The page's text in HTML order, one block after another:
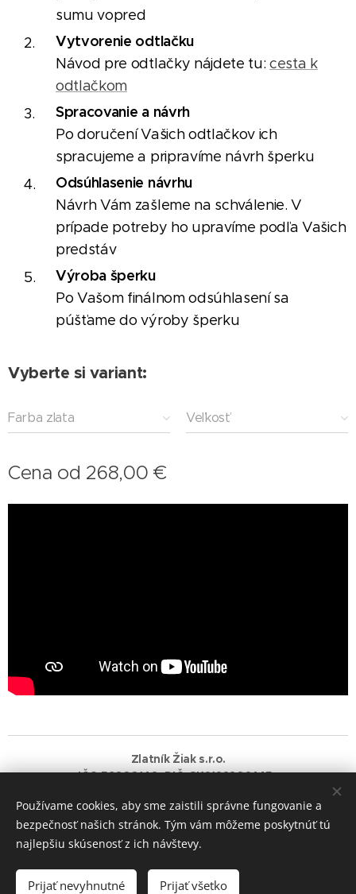
sumu vopred
Vytvorenie odtlačku
Návod pre odtlačky nájdete tu:cesta k
odtlačkom
Spracovanie a návrh
Po doručení Vašich odtlačkov ich
spracujeme a pripravíme návrh šperku
Odsúhlasenie návrhu
Návrh Vám zašleme na schválenie. V
prípade potreby ho upravíme podľa Vašich
predstáv
Výroba šperku
Po Vašom finálnom odsúhlasení sa
púšťame do výroby šperku
Vyberte si variant:
Farba zlata Veľkosť
Cena od 268,00 €
Do košíka
Zlatník Žiak s.r.o.
IČO:56080140 DIČ: SK2122202445
Vytvorené službouWebnode Cookies
Používame cookies, aby sme zaistili správne fungovanie a
bezpečnosť našich stránok. Tým vám môžeme poskytnúť tú
najlepšiu skúsenosť z ich návštevy.
Prijať nevyhnutné Prijať všetko